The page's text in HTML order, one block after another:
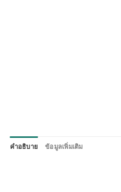
คำอธิบาย ข้อมูลเพิ่มเติม